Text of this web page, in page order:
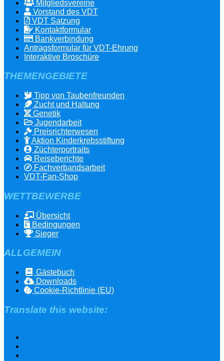
Mitgliedsvereine
Vorstand des VDT
VDT Satzung
Kontaktformular
Bankverbindung
Antragsformular für VDT-Ehrung
Interaktive Broschüre
THEMENGEBIETE
Tipp von Taubenfreunden
Zucht und Haltung
Genetik
Jugendarbeit
Preisrichterwesen
Aktion Kinderkrebsstiftung
Züchterportraits
Reiseberichte
Fachverbandsarbeit
VDT-Fan-Shop
WETTBEWERBE
Übersicht
Bedingungen
Sieger
ALLGEMEIN
Gästebuch
Downloads
Cookie-Richtlinie (EU)
Translate this website: